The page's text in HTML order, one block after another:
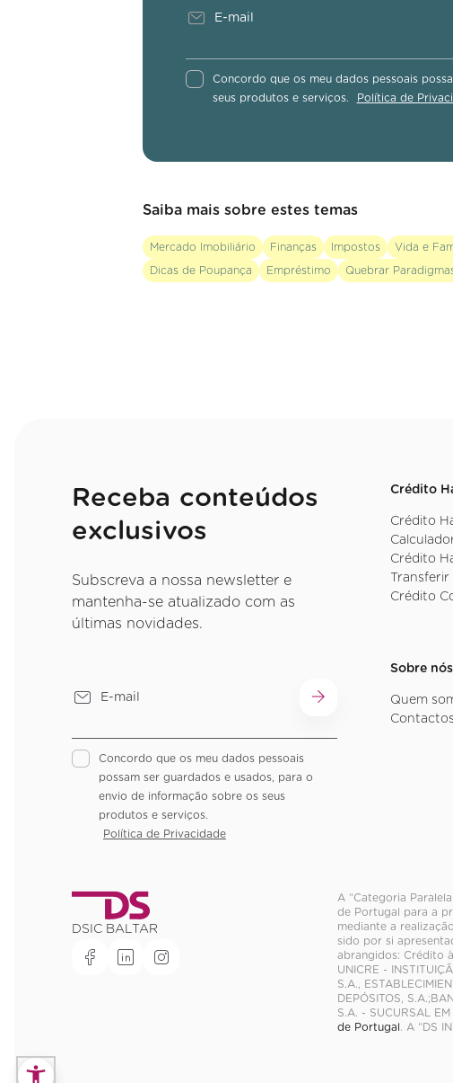
Concordo que os meu dados pessoais
seus produtos e serviços.
Política de
Saiba mais sobre estes temas
Mercado Imobiliário Finanças Impostos Vida e
Dicas de Poupança Empréstimo Quebrar
Receba conteúdos
exclusivos
Subscreva a nossa newsletter e
mantenha-se atualizado com as
últimas novidades.
Concordo que os meu dados pessoais
possam ser guardados e usados, para o
envio de informação sobre os seus
produtos e serviços.
Política de Privacidade
Crédito
Crédito
Crédito
Crédito
Sobre nós
Quem
Contactos
DSIC BALTAR
A “Categoria
de Portugal para a
mediante a
sido por si
abrangidos: Crédito
UNICRE -
S.A.,
DEPÓSITOS,
S.A. - SUCURSAL
de Portugal. A “DS